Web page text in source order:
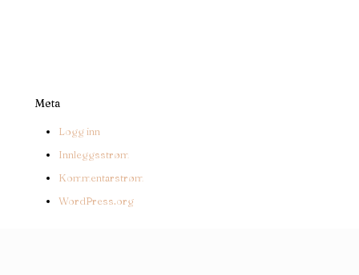
Meta
Logg inn
Innleggsstrøm
Kommentarstrøm
WordPress.org